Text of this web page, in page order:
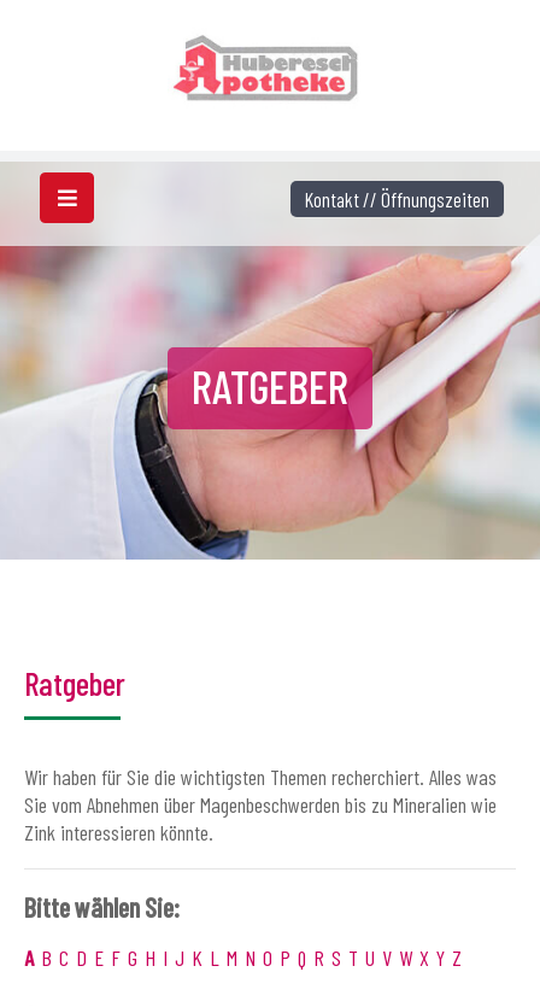
RATGEBER
Ratgeber
Wir haben für Sie die wichtigsten Themen recherchiert. Alles was
Sie vom Abnehmen über Magenbeschwerden bis zu Mineralien wie
Zink interessieren könnte.
Bitte wählen Sie:
A B C D E F G H I J K L M N O P Q R S T U V W X Y Z
Kontakt // Öffnungszeiten